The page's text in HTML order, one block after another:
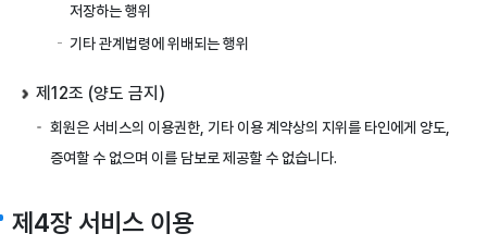
저장하는 행위
기타 관계법령에 위배되는 행위
제12조 (양도 금지)
회원은 서비스의 이용권한, 기타 이용 계약상의 지위를 타인에게 양도,
증여할 수 없으며 이를 담보로 제공할 수 없습니다.
제4장 서비스 이용